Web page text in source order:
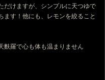
だけますが、シンプルに天つゆで
ます！他にも、レモンを絞ること
麩羅で心も体も温まりません